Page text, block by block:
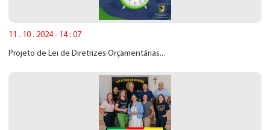
11 . 10 . 2024 - 14 : 07
Projeto de Lei de Diretrizes Orçamentárias...